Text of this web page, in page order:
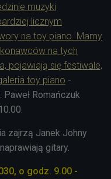
muzyki
licznym
na toy piano. Mamy
na tych
pojawiają się festiwale,
toy piano -
Romańczuk
zajrzą Janek Johny
gitary.
o godz. 9.00 -